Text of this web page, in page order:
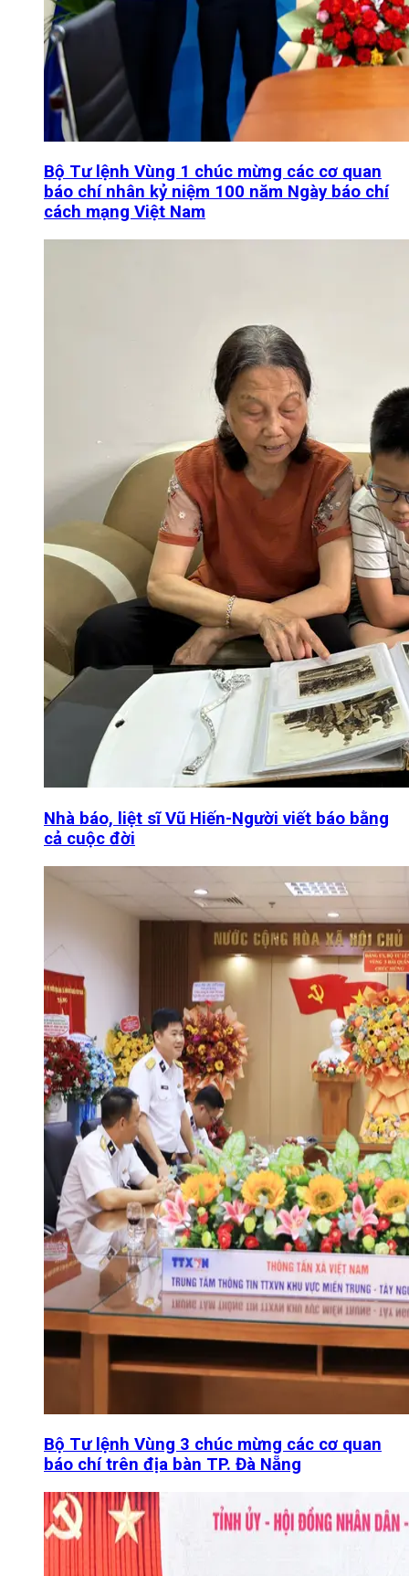
Bộ Tư lệnh Vùng 1 chúc mừng các cơ quan
báo chí nhân kỷ niệm 100 năm Ngày báo chí
cách mạng Việt Nam
Nhà báo, liệt sĩ Vũ Hiến-Người viết báo bằng
cả cuộc đời
Bộ Tư lệnh Vùng 3 chúc mừng các cơ quan
báo chí trên địa bàn TP. Đà Nẵng